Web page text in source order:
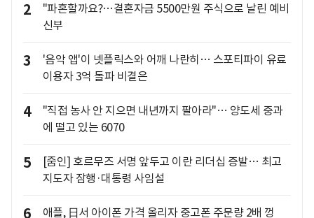
2
"파혼할까요?…결혼자금 5500만원 주식으로 날린 예비
신부
3
'음악 앱'이 넷플릭스와 어깨 나란히… 스포티파이 유료
이용자 3억 돌파 비결은
4
"직접 농사 안 지으면 내년까지 팔아라"… 양도세 중과
에 떨고 있는 6070
5
[줌인] 호르무즈 서명 앞두고 이란 리더십 증발… 최고
지도자 잠행·대통령 사임설
6
애플, 日서 아이폰 가격 올리자 중고폰 주문량 2배 껑